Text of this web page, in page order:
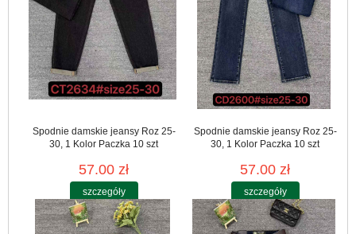
Spodnie damskie jeansy Roz 25-
30, 1 Kolor Paczka 10 szt
57.00 zł
szczegóły
Spodnie damskie jeansy Roz 25-
30, 1 Kolor Paczka 10 szt
57.00 zł
szczegóły